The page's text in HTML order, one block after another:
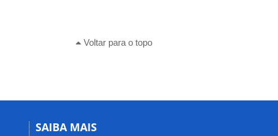
Voltar para o topo
SAIBA MAIS